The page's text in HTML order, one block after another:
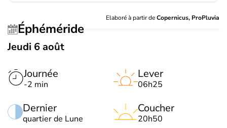
Elaboré à partir deCopernicus, ProPluvia
Éphéméride
Jeudi 6 août
Journée
-2 min
Dernier
quartier de Lune
Lever
06h25
Coucher
20h50